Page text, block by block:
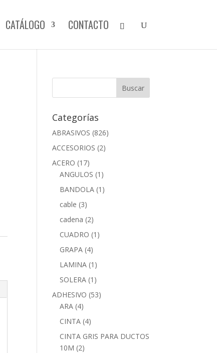
CATÁLOGO CONTACTO
Categorías
ABRASIVOS (826)
ACCESORIOS (2)
ACERO (17)
ANGULOS (1)
BANDOLA (1)
cable (3)
cadena (2)
CUADRO (1)
GRAPA (4)
LAMINA (1)
SOLERA (1)
ADHESIVO (53)
ARA (4)
CINTA (4)
CINTA GRIS PARA DUCTOS
10M (2)